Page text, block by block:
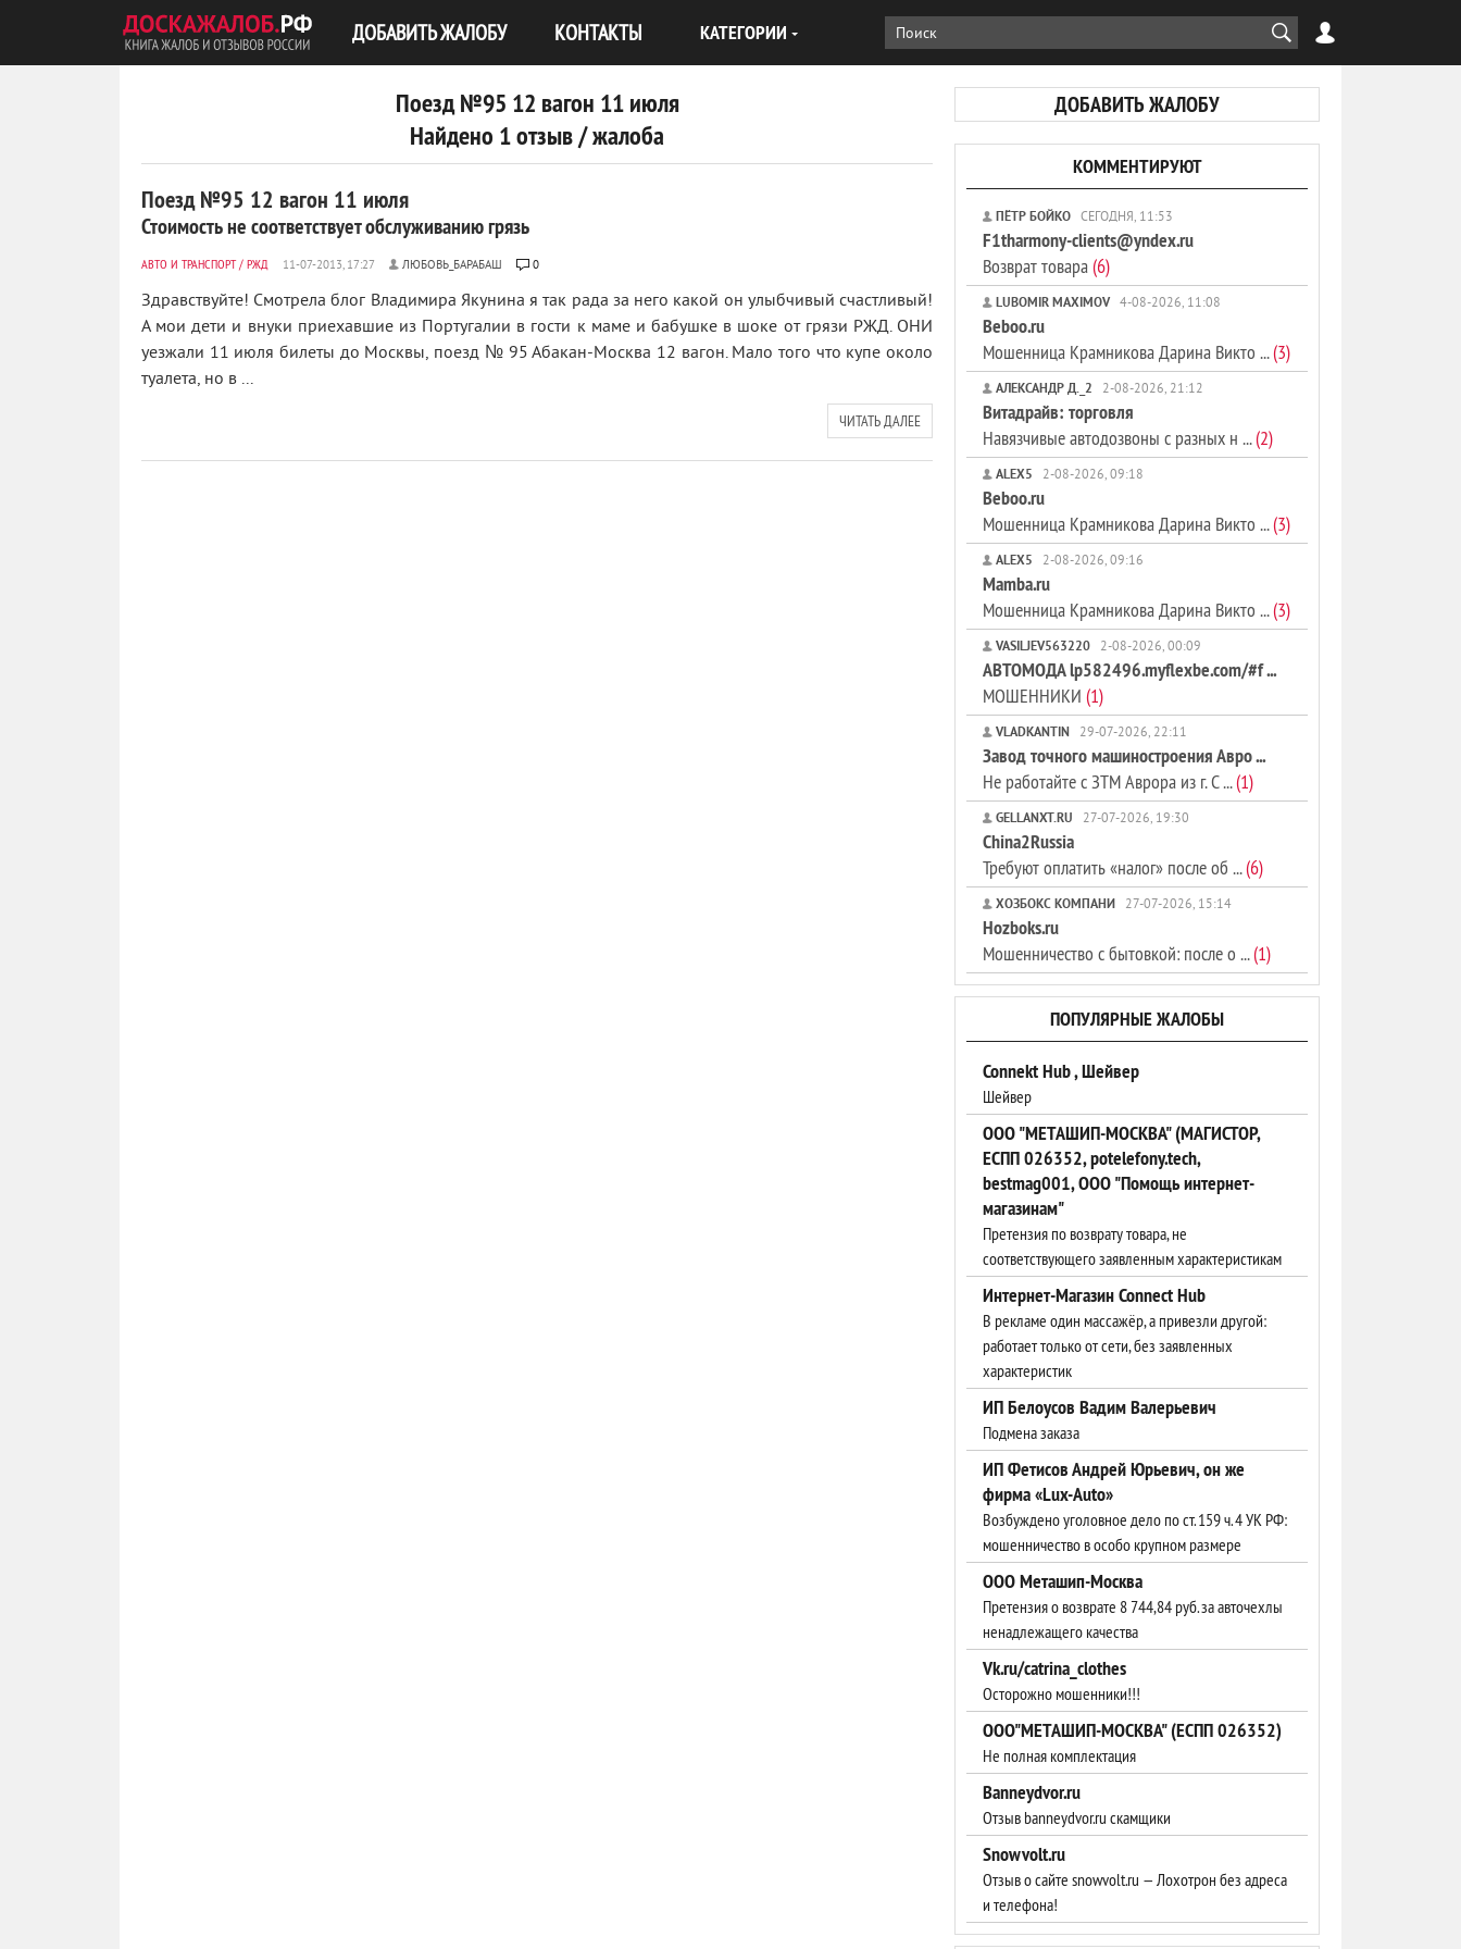
ДОБАВИТЬ ЖАЛОБУ КОНТАКТЫ КАТЕГОРИИ
ДОБАВИТЬ ЖАЛОБУ
Поезд №95 12 вагон 11 июля
Найдено 1 отзыв / жалоба
Поезд №95 12 вагон 11 июля
Стоимость не соответствует обслуживанию грязь
АВТО И ТРАНСПОРТ/ РЖД ЛЮБОВЬ_БАРАБАШ 0
Здравствуйте! Смотрела блог Владимира Якунина я так рада за него какой он улыбчивый счастливый!
А мои дети и внуки приехавшие из Португалии в гости к маме и бабушке в шоке от грязи РЖД. ОНИ
уезжали 11 июля билеты до Москвы, поезд № 95 Абакан-Москва 12 вагон. Мало того что купе около
туалета, но в ...
ЧИТАТЬ ДАЛЕЕ
КОММЕНТИРУЮТ
ПЁТР БОЙКО СЕГОДНЯ, 11:53
F1tharmony-clients@yndex.ru
Возврат товара(6)
LUBOMIR MAXIMOV 4-08-2026, 11:08
Beboo.ru
Мошенница Крамникова Дарина Викто ...(3)
АЛЕКСАНДР Д._2 2-08-2026, 21:12
Витадрайв: торговля
Навязчивые автодозвоны с разных н ...(2)
ALEX5 2-08-2026, 09:18
Beboo.ru
Мошенница Крамникова Дарина Викто ...(3)
ALEX5 2-08-2026, 09:16
Mamba.ru
Мошенница Крамникова Дарина Викто ...(3)
VASILJEV563220 2-08-2026, 00:09
АВТОМОДА lp582496.myflexbe.com/#f ...
МОШЕННИКИ (1)
VLADKANTIN 29-07-2026, 22:11
Завод точного машиностроения Авро ...
Не работайте с ЗТМ Аврора из г. С ...(1)
GELLANXT.RU 27-07-2026, 19:30
China2Russia
Требуют оплатить «налог» после об ...(6)
ХОЗБОКС КОМПАНИ 27-07-2026, 15:14
Hozboks.ru
Мошенничество с бытовкой: после о ...(1)
ПОПУЛЯРНЫЕ ЖАЛОБЫ
Connekt Hub , Шейвер
Шейвер
ООО "МЕТАШИП-МОСКВА" (МАГИСТОР,
ЕСПП 026352, potelefony.tech,
bestmag001, ООО "Помощь интернет-
магазинам"
Претензия по возврату товара, не
соответствующего заявленным характеристикам
Интернет-Магазин Connect Hub
В рекламе один массажёр, а привезли другой:
работает только от сети, без заявленных
характеристик
ИП Белоусов Вадим Валерьевич
Подмена заказа
ИП Фетисов Андрей Юрьевич, он же
фирма «Lux-Auto»
Возбуждено уголовное дело по ст. 159 ч. 4 УК РФ:
мошенничество в особо крупном размере
ООО Меташип-Москва
Претензия о возврате 8 744,84 руб. за авточехлы
ненадлежащего качества
Vk.ru/catrina_clothes
Осторожно мошенники!!!
ООО"МЕТАШИП-МОСКВА" (ЕСПП 026352)
Не полная комплектация
Banneydvor.ru
Отзыв banneydvor.ru скамщики
Snowvolt.ru
Отзыв о сайте snowvolt.ru — Лохотрон без адреса
и телефона!